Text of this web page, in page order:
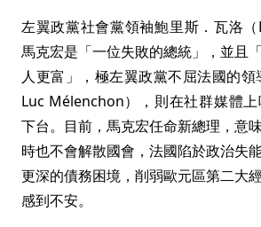
左翼政黨社會黨領袖鮑里斯．瓦洛
馬克宏是「一位失敗的總統」，並且
人更富」，極左翼政黨不屈法國的領
Luc Mélenchon），則在社群媒體
下台。目前，馬克宏任命新總理，意
時也不會解散國會，法國陷於政治失
更深的債務困境，削弱歐元區第二大
感到不安。